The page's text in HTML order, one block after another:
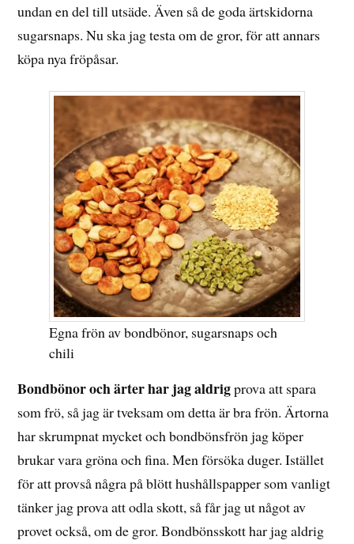
undan en del till utsäde. Även så de goda ärtskidorna
sugarsnaps. Nu ska jag testa om de gror, för att annars
köpa nya fröpåsar.
Egna frön av bondbönor, sugarsnaps och
chili
Bondbönor och ärter har jag aldrigprova att spara
som frö, så jag är tveksam om detta är bra frön. Ärtorna
har skrumpnat mycket och bondbönsfrön jag köper
brukar vara gröna och fina. Men försöka duger. Istället
för att provså några på blött hushållspapper som vanligt
tänker jag prova att odla skott, så får jag ut något av
provet också, om de gror. Bondbönsskott har jag aldrig